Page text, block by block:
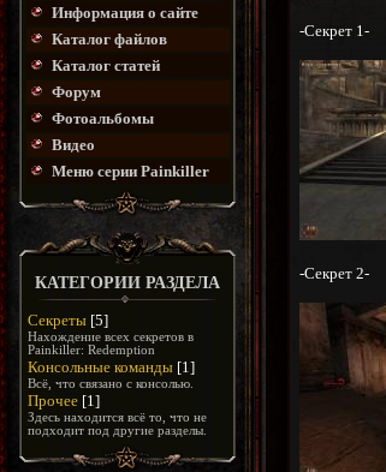
Информация о сайте
Каталог файлов
Каталог статей
Форум
Фотоальбомы
Видео
Меню серии Painkiller
КАТЕГОРИИ РАЗДЕЛА
Секреты [5]
Нахождение всех секретов в
Painkiller: Redemption
Консольные команды [1]
Всё, что связано с консолью.
Прочее [1]
Здесь находится всё то, что не
подходит под другие разделы.
-Секрет 1-
-Секрет 2-